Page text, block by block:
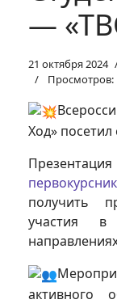
—
21 октября 2024
Просмотров:
Ход»
получить
участия
активного